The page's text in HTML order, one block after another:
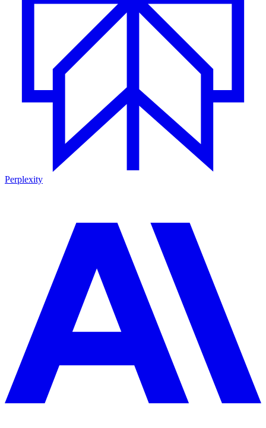
Perplexity